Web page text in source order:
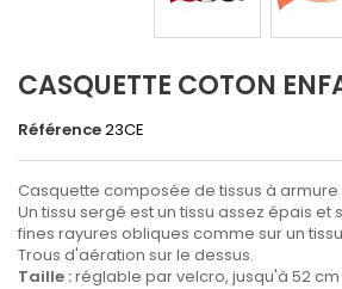
CASQUETTE COTON
Référence23CE
Casquette composée de tissus à armure
Un tissu sergé est un tissu assez épais et
fines rayures obliques comme sur un
Trous d'aération sur le dessus.
Taille :réglable par velcro, jusqu'à 52 cm